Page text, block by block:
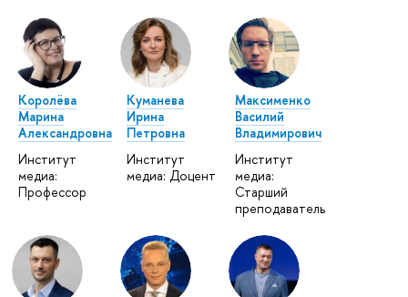
Королёва
Марина
Александровна
Институт
медиа:
Профессор
Куманева
Ирина
Петровна
Институт
медиа: Доцент
Максименко
Василий
Владимирович
Институт
медиа:
Старший
преподаватель